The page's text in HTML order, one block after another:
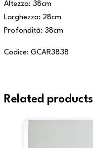
Altezza: 38cm
Larghezza: 28cm
Profondità: 38cm
Codice: GCAR3838
Related products